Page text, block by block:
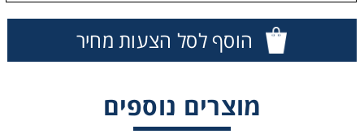
הוסף לסל הצעות מחיר
מוצרים נוספים